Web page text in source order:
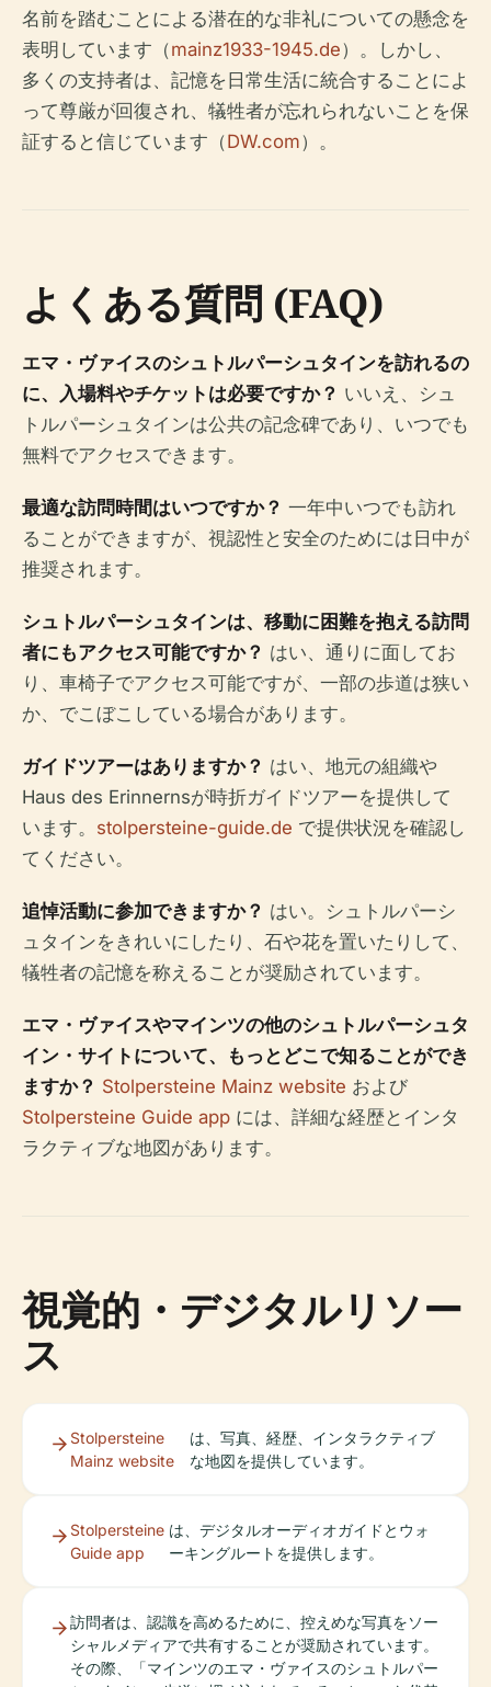
名前を踏むことによる潜在的な非礼についての懸念を
表明しています（mainz1933-1945.de）。しかし、
多くの支持者は、記憶を日常生活に統合することによ
って尊厳が回復され、犠牲者が忘れられないことを保
証すると信じています（DW.com）。
よくある質問 (FAQ)
エマ・ヴァイスのシュトルパーシュタインを訪れるの
に、入場料やチケットは必要ですか？ いいえ、シュ
トルパーシュタインは公共の記念碑であり、いつでも
無料でアクセスできます。
最適な訪問時間はいつですか？ 一年中いつでも訪れ
ることができますが、視認性と安全のためには日中が
推奨されます。
シュトルパーシュタインは、移動に困難を抱える訪問
者にもアクセス可能ですか？ はい、通りに面してお
り、車椅子でアクセス可能ですが、一部の歩道は狭い
か、でこぼこしている場合があります。
ガイドツアーはありますか？ はい、地元の組織や
Haus des Erinnernsが時折ガイドツアーを提供して
います。 stolpersteine-guide.de で提供状況を確認し
てください。
追悼活動に参加できますか？ はい。シュトルパーシ
ュタインをきれいにしたり、石や花を置いたりして、
犠牲者の記憶を称えることが奨励されています。
エマ・ヴァイスやマインツの他のシュトルパーシュタ
イン・サイトについて、もっとどこで知ることができ
ますか？ Stolpersteine Mainz website および
Stolpersteine Guide app には、詳細な経歴とインタ
ラクティブな地図があります。
視覚的・デジタルリソー
ス
Stolpersteine
Mainz website
は、写真、経歴、インタラクティブ
な地図を提供しています。
Stolpersteine
Guide app
は、デジタルオーディオガイドとウォ
ーキングルートを提供します。
訪問者は、認識を高めるために、控えめな写真をソー
シャルメディアで共有することが奨励されています。
その際、「マインツのエマ・ヴァイスのシュトルパー